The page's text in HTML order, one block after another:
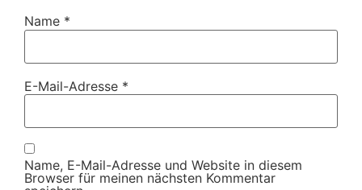
Name *
E-Mail-Adresse *
Name, E-Mail-Adresse und Website in diesem
Browser für meinen nächsten Kommentar